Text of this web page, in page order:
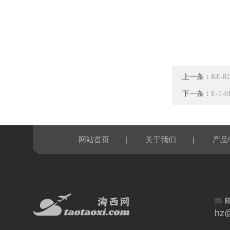
上一条： KF-
下一条： E-1-
网站首页 | 关于我们 | 产品